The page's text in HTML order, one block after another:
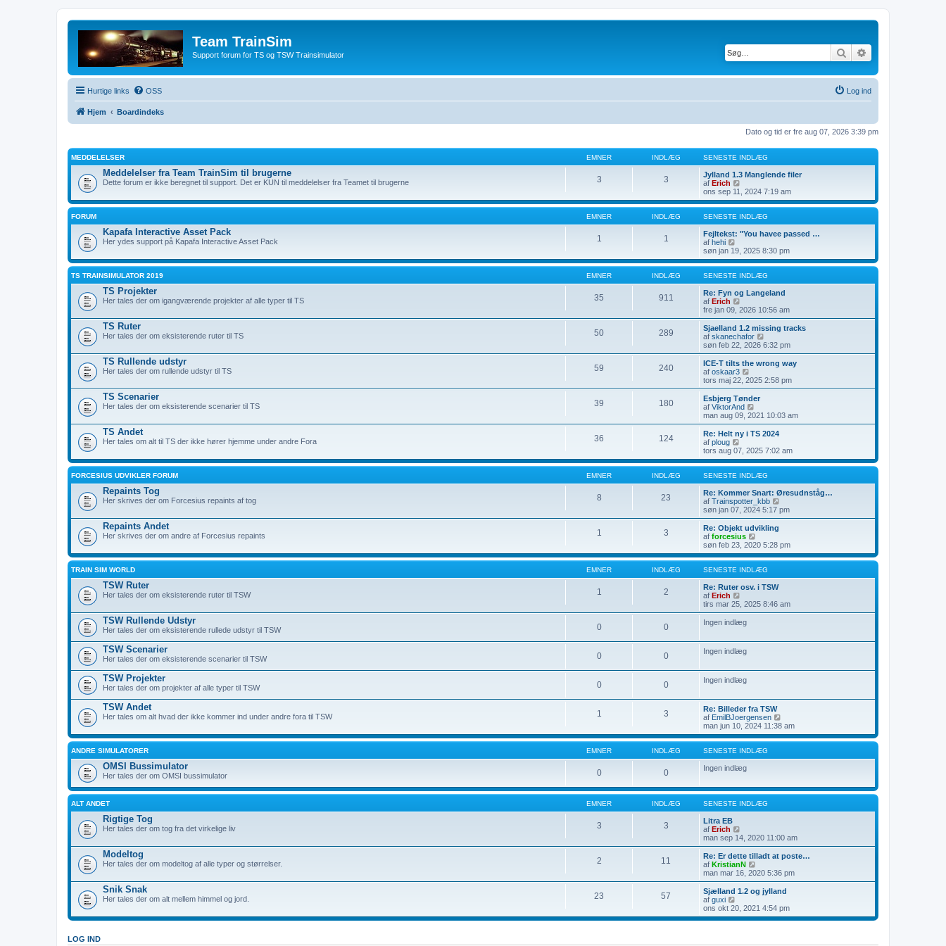
Team TrainSim
Support forum for TS og TSW Trainsimulator Søg
Hurtige links OSS Log ind
Hjem Boardindeks
Dato og tid er fre aug 07, 2026 3:39 pm
MEDDELELSER EMNER INDLÆG SENESTE INDLÆG
Meddelelser fra Team TrainSim til brugerne
Dette forum er ikke beregnet til support. Det er KUN til meddelelser fra Teamet til brugerne 3 3
Jylland 1.3 Manglende filer
af Erich
s
d
e
t
s
n
e
s
t
e
i
d
l
æ
g
ons sep 11, 2024 7:19 am
FORUM EMNER INDLÆG SENESTE INDLÆG
Kapafa Interactive Asset Pack
Her ydes support på Kapafa Interactive Asset Pack 1 1
Fejltekst: "You havee passed …
af hehi
i
s
d
e
t
s
e
n
e
s
t
e
d
l
æ
søn jan 19, 2025 8:30 pm
TS TRAINSIMULATOR 2019 EMNER INDLÆG SENESTE INDLÆG
TS Projekter
Her tales der om igangværende projekter af alle typer til TS 35 911
Re: Fyn og Langeland
af Erich
i
s
d
e
s
e
n
e
s
e
i
n
d
l
g
fre jan 09, 2026 10:56 am
TS Ruter
Her tales der om eksisterende ruter til TS 50 289
Sjaelland 1.2 missing tracks
af skanechafor
i
s
d
t
e
s
e
n
d
æ
søn feb 22, 2026 6:32 pm
TS Rullende udstyr
Her tales der om rullende udstyr til TS 59 240
ICE-T tilts the wrong way
af oskaar3
i
s
d
e
t
e
n
e
s
t
e
i
n
d
l
æ
tors maj 22, 2025 2:58 pm
TS Scenarier
Her tales der om eksisterende scenarier til TS 39 180
Esbjerg Tønder
af ViktorAnd
i
s
d
t
e
n
e
s
e
n
d
l
æ
g
man aug 09, 2021 10:03 am
TS Andet
Her tales om alt til TS der ikke hører hjemme under andre Fora 36 124
Re: Helt ny i TS 2024
af ploug
i
s
d
e
t
s
e
n
e
s
t
e
i
n
d
l
æ
tors aug 07, 2025 7:02 am
FORCESIUS UDVIKLER FORUM EMNER INDLÆG SENESTE INDLÆG
Repaints Tog
Her skrives der om Forcesius repaints af tog 8 23
Re: Kommer Snart: Øresudnståg…
af Trainspotter_kbb
i
s
t
s
e
e
e
æ
søn jan 07, 2024 5:17 pm
Repaints Andet
Her skrives der om andre af Forcesius repaints 1 3
Re: Objekt udvikling
af forcesius
i
s
d
e
t
s
n
e
i
l
søn feb 23, 2020 5:28 pm
TRAIN SIM WORLD EMNER INDLÆG SENESTE INDLÆG
TSW Ruter
Her tales der om eksisterende ruter til TSW 1 2
Re: Ruter osv. i TSW
af Erich
s
d
e
s
e
e
s
n
d
l
æ
g
tirs mar 25, 2025 8:46 am
TSW Rullende Udstyr
Her tales der om eksisterende rullede udstyr til TSW 0 0 Ingen indlæg
TSW Scenarier
Her tales der om eksisterende scenarier til TSW 0 0 Ingen indlæg
TSW Projekter
Her tales der om projekter af alle typer til TSW 0 0 Ingen indlæg
TSW Andet
Her tales om alt hvad der ikke kommer ind under andre fora til TSW 1 3
Re: Billeder fra TSW
af EmilBJoergensen
i
s
d
t
e
n
d
æ
man jun 10, 2024 11:38 am
ANDRE SIMULATORER EMNER INDLÆG SENESTE INDLÆG
OMSI Bussimulator
Her tales der om OMSI bussimulator 0 0 Ingen indlæg
ALT ANDET EMNER INDLÆG SENESTE INDLÆG
Rigtige Tog
Her tales der om tog fra det virkelige liv 3 3
Litra EB
af Erich
i
s
d
e
t
s
e
n
e
s
t
man sep 14, 2020 11:00 am
Modeltog
Her tales der om modeltog af alle typer og størrelser. 2 11
Re: Er dette tilladt at poste…
af KristianN
i
s
d
e
t
e
man mar 16, 2020 5:36 pm
Snik Snak
Her tales der om alt mellem himmel og jord. 23 57
Sjælland 1.2 og jylland
af guxi
i
s
ons okt 20, 2021 4:54 pm
LOG IND